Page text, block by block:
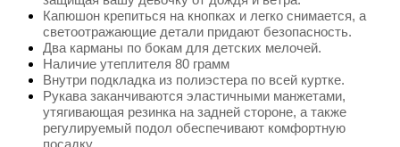
Капюшон крепиться на кнопках и легко снимается, а
светоотражающие детали придают безопасность.
Два карманы по бокам для детских мелочей.
Наличие утеплителя 80 грамм
Внутри подкладка из полиэстера по всей куртке.
Рукава заканчиваются эластичными манжетами,
утягивающая резинка на задней стороне, а также
регулируемый подол обеспечивают комфортную
посадку.